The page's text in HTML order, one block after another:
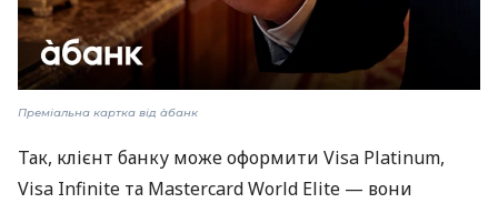
Преміальна картка від àбанк
Так, клієнт банку може оформити Visa Platinum,
Visa Infinite та Mastercard World Elite — вони